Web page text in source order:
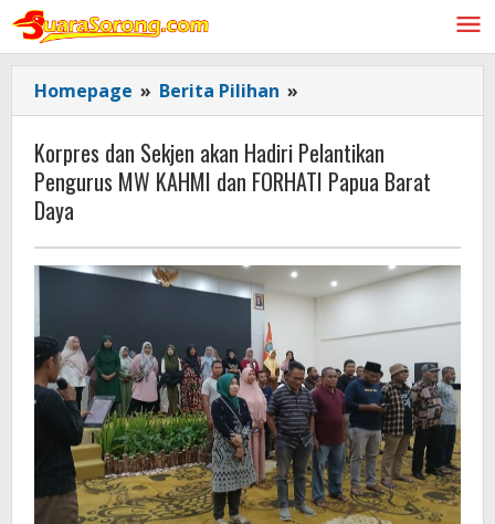
Lewati
konten
Homepage » Berita Pilihan »
dan
Sekjen
akan
Hadiri
Pengurus
MW
KAHMI
FORHATI
Papua
Barat
Daya
Korpres dan Sekjen akan Hadiri Pelantikan
Pengurus MW KAHMI dan FORHATI Papua Barat
Daya